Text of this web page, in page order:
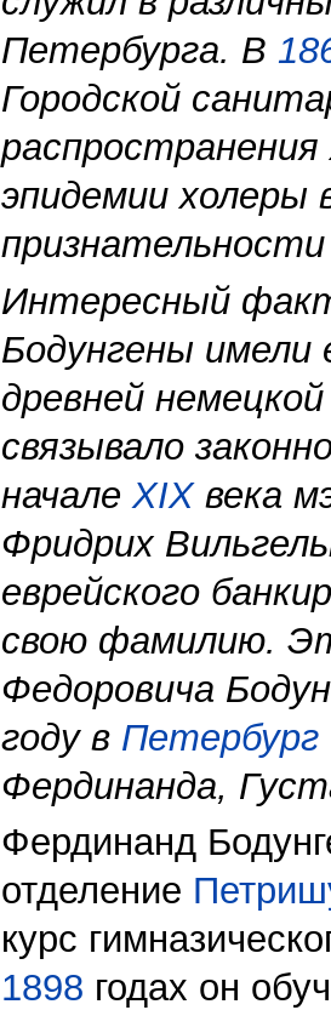
Петербурга. В
Городской
эпидемии холеры
Интересный
Бодунгены имели
древней
связывало
начале XIXвека
Фридрих
еврейского
свою фамилию.
Федоровича
году в Петербург
Фердинанда,
Фердинанд
отделение
курс
1898 годах он